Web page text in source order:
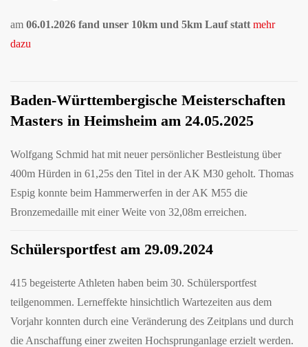
am 06.01.2026 fand unser 10km und 5km Lauf statt mehr
dazu
Baden-Württembergische Meisterschaften
Masters in Heimsheim am 24.05.2025
Wolfgang Schmid hat mit neuer persönlicher Bestleistung über
400m Hürden in 61,25s den Titel in der AK M30 geholt. Thomas
Espig konnte beim Hammerwerfen in der AK M55 die
Bronzemedaille mit einer Weite von 32,08m erreichen.
Schülersportfest am 29.09.2024
415 begeisterte Athleten haben beim 30. Schülersportfest
teilgenommen. Lerneffekte hinsichtlich Wartezeiten aus dem
Vorjahr konnten durch eine Veränderung des Zeitplans und durch
die Anschaffung einer zweiten Hochsprunganlage erzielt werden.